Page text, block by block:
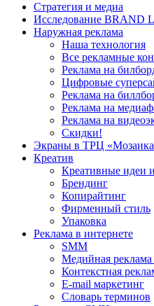
Стратегия и медиа
Исследование BRAND
Наружная реклама
Наша технология
Все рекламные
Реклама на
Цифровые
Реклама на
Реклама на
Реклама на
Скидки!
Экраны в ТРЦ
Креатив
Креативные идеи
Брендинг
Копирайтинг
Фирменный стиль
Упаковка
Реклама в интернете
SMM
Медийная реклама
Контекстная
E-mail маркетинг
Словарь терминов